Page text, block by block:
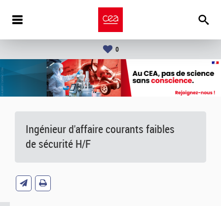
0
Ingénieur d'affaire courants faibles
de sécurité H/F